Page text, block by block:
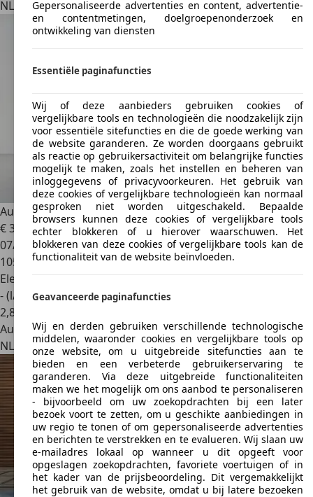
NL 7951 SHStaphorst
Audi Q3Sportback 35 TFSI S-Line Pano, Blackline, Camera
€ 33.9451
07/2021
105.187 km
Elektro/Benzine
- (l/100 km)
2,8
Autobedrijf
NL 5627 BZEindhoven
Gepersonaliseerde advertenties en content, advertentie-
en contentmetingen, doelgroepenonderzoek en
ontwikkeling van diensten
Essentiële paginafuncties
Wij of deze aanbieders gebruiken cookies of
vergelijkbare tools en technologieën die noodzakelijk zijn
voor essentiële sitefuncties en die de goede werking van
de website garanderen. Ze worden doorgaans gebruikt
als reactie op gebruikersactiviteit om belangrijke functies
mogelijk te maken, zoals het instellen en beheren van
inloggegevens of privacyvoorkeuren. Het gebruik van
deze cookies of vergelijkbare technologieën kan normaal
gesproken niet worden uitgeschakeld. Bepaalde
browsers kunnen deze cookies of vergelijkbare tools
echter blokkeren of u hierover waarschuwen. Het
blokkeren van deze cookies of vergelijkbare tools kan de
functionaliteit van de website beïnvloeden.
Geavanceerde paginafuncties
Wij en derden gebruiken verschillende technologische
middelen, waaronder cookies en vergelijkbare tools op
onze website, om u uitgebreide sitefuncties aan te
bieden en een verbeterde gebruikerservaring te
garanderen. Via deze uitgebreide functionaliteiten
maken we het mogelijk om ons aanbod te personaliseren
- bijvoorbeeld om uw zoekopdrachten bij een later
bezoek voort te zetten, om u geschikte aanbiedingen in
uw regio te tonen of om gepersonaliseerde advertenties
en berichten te verstrekken en te evalueren. Wij slaan uw
e-mailadres lokaal op wanneer u dit opgeeft voor
opgeslagen zoekopdrachten, favoriete voertuigen of in
het kader van de prijsbeoordeling. Dit vergemakkelijkt
het gebruik van de website, omdat u bij latere bezoeken